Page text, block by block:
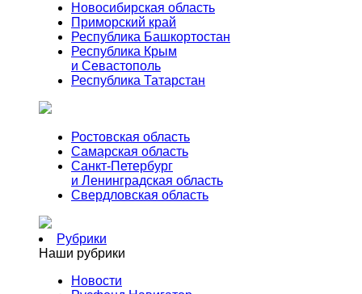
Новосибирская область
Приморский край
Республика Башкортостан
Республика Крым
и Севастополь
Республика Татарстан
Ростовская область
Самарская область
Санкт-Петербург
и Ленинградская область
Свердловская область
Рубрики
Наши рубрики
Новости